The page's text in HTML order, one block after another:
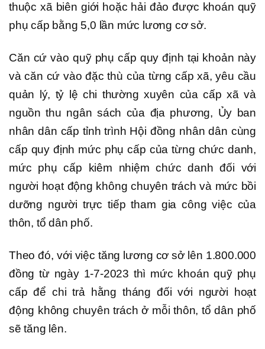
thuộc xã biên giới hoặc hải đảo được khoán quỹ
phụ cấp bằng 5,0 lần mức lương cơ sở.
Căn cứ vào quỹ phụ cấp quy định tại khoản này
và căn cứ vào đặc thù của từng cấp xã, yêu cầu
quản lý, tỷ lệ chi thường xuyên của cấp xã và
nguồn thu ngân sách của địa phương, Ủy ban
nhân dân cấp tỉnh trình Hội đồng nhân dân cùng
cấp quy định mức phụ cấp của từng chức danh,
mức phụ cấp kiêm nhiệm chức danh đối với
người hoạt động không chuyên trách và mức bồi
dưỡng người trực tiếp tham gia công việc của
thôn, tổ dân phố.
Theo đó, với việc tăng lương cơ sở lên 1.800.000
đồng từ ngày 1-7-2023 thì mức khoán quỹ phụ
cấp để chi trả hằng tháng đối với người hoạt
động không chuyên trách ở mỗi thôn, tổ dân phố
sẽ tăng lên.